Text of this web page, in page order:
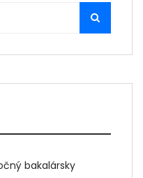
bakalársky